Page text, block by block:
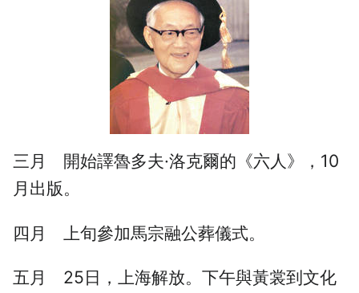
三月 開始譯魯多夫·洛克爾的《六人》，10
月出版。
四月 上旬參加馬宗融公葬儀式。
五月 25日，上海解放。下午與黃裳到文化